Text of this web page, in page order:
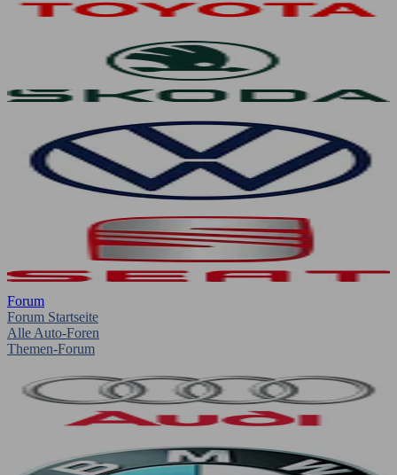
Forum
Forum Startseite
Alle Auto-Foren
Themen-Forum